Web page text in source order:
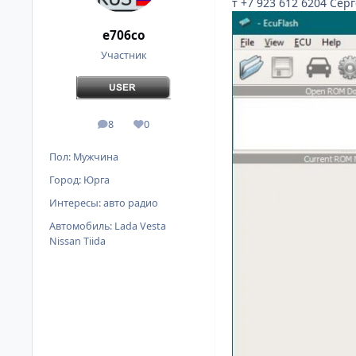
e706co
Участник
8
сообщения
0
Репутация
Пол: Мужчина
Город: Юрга
Интересы:авто радио
Автомобиль: Lada Vesta
Nissan Tiida